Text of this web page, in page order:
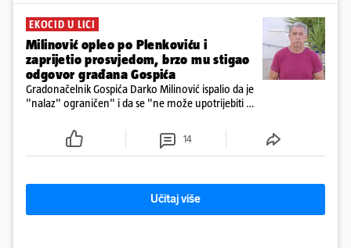
EKOCID U LICI
Milinović opleo po Plenkoviću i
zaprijetio prosvjedom, brzo mu stigao
odgovor građana Gospića
Gradonačelnik Gospića Darko Milinović ispalio da je
"nalaz" ograničen" i da se "ne može upotrijebiti za
ga je naručio Uskok i da je dio spisa
14
Učitaj više